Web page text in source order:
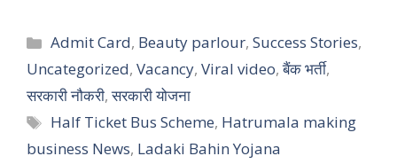
Categories
Admit Card, Beauty parlour,Success Stories,
Uncategorized, Vacancy, Viral video,बैंक भर्ती,
सरकारी नौकरी,सरकारी योजना
Tags
Half Ticket Bus Scheme, Hatrumala making
business News, Ladaki Bahin Yojana